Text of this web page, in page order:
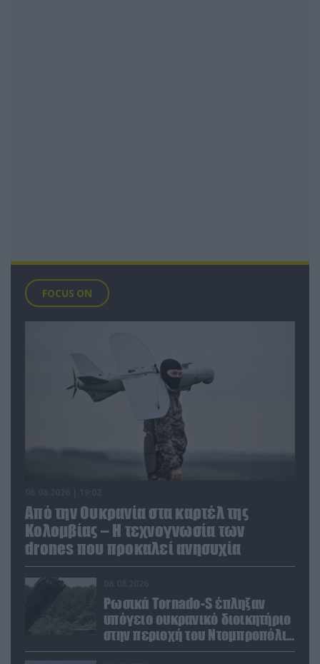
FOCUS ON
Από την Ουκρανία στα καρτέλ της
Κολομβίας – Η τεχνογνωσία των
drones που προκαλεί ανησυχία
Ρωσικά Tornado-S έπληξαν
υπόγειο ουκρανικό διοικητήριο
στην περιοχή του Ντομπροπόλιε
(βίντεο)